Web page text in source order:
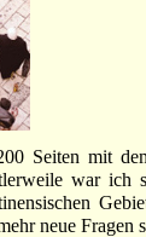
Seiten mit
war ich
neue Fragen